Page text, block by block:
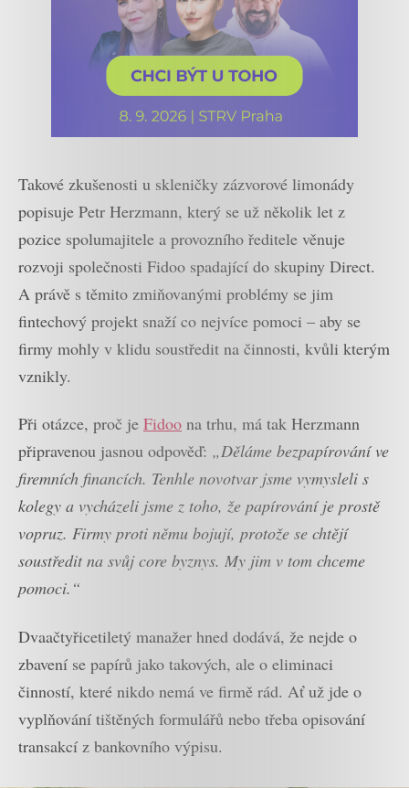
Takové zkušenosti u skleničky zázvorové limonády
popisuje Petr Herzmann, který se už několik let z
pozice spolumajitele a provozního ředitele věnuje
rozvoji společnosti Fidoo spadající do skupiny Direct.
A právě s těmito zmiňovanými problémy se jim
fintechový projekt snaží co nejvíce pomoci – aby se
firmy mohly v klidu soustředit na činnosti, kvůli kterým
vznikly.
Při otázce, proč je Fidoo na trhu, má tak Herzmann
připravenou jasnou odpověď: „Děláme bezpapírování ve
firemních financích. Tenhle novotvar jsme vymysleli s
kolegy a vycházeli jsme z toho, že papírování je prostě
vopruz. Firmy proti němu bojují, protože se chtějí
soustředit na svůj core byznys. My jim v tom chceme
pomoci.“
Dvaačtyřicetiletý manažer hned dodává, že nejde o
zbavení se papírů jako takových, ale o eliminaci
činností, které nikdo nemá ve firmě rád. Ať už jde o
vyplňování tištěných formulářů nebo třeba opisování
transakcí z bankovního výpisu.